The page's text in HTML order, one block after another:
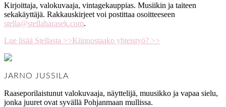
Kirjoittaja, valokuvaaja, vintagekauppias. Musiikin ja taiteen
sekakäyttäjä. Rakkauskirjeet voi postittaa osoitteeseen
stella@stellaharasek.com.
Lue lisää Stellasta >>Kiinnostaako yhteistyö? >>
JARNO JUSSILA
Raaseporilaistunut valokuvaaja, näyttelijä, muusikko ja vapaa sielu,
jonka juuret ovat syvällä Pohjanmaan mullissa.